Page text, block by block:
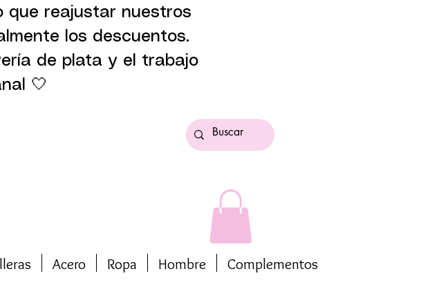
que reajustar nuestros
los descuentos.
de plata y el trabajo
🤍
Acero Ropa Hombre Complementos